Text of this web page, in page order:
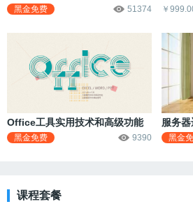
黑金免费 51374 ￥
Office工具实用技术和高级功能
黑金免费 9390
服务
黑金
课程套餐